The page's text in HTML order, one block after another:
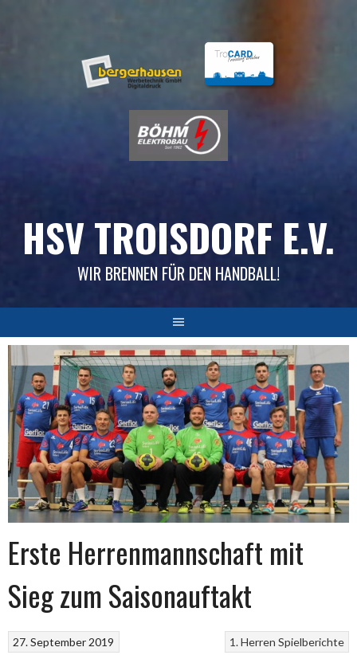
HSV TROISDORF E.V.
WIR BRENNEN FÜR DEN HANDBALL!
Erste Herrenmannschaft mit
Sieg zum Saisonauftakt
1. Herren Spielberichte
27. September 2019